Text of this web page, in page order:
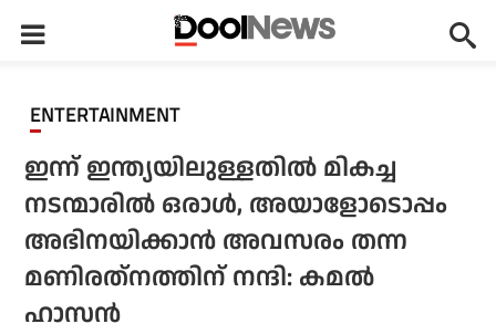
ENTERTAINMENT
ഇന്ന് ഇന്ത്യയിലുള്ളതില്‍ മികച്ച
നടന്മാരില്‍ ഒരാള്‍, അയാളോടൊപ്പം
അഭിനയിക്കാന്‍ അവസരം തന്ന
മണിരത്‌നത്തിന് നന്ദി: കമല്‍
ഹാസന്‍